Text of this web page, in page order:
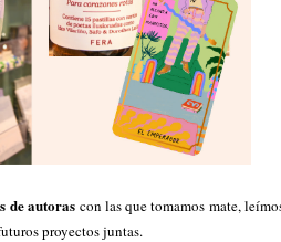
de autorascon las que tomamos mate,
proyectos juntas.